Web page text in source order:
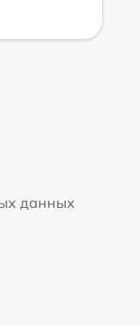
данных